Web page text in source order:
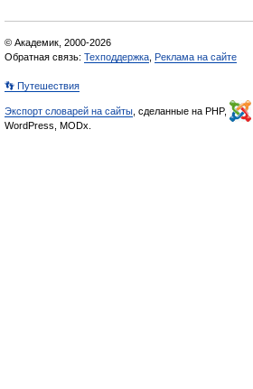
© Академик, 2000-2026
Обратная связь: Техподдержка Реклама на сайте
👣 Путешествия
Экспорт словарей на сайты , сделанные на PHP,
WordPress, MODx.